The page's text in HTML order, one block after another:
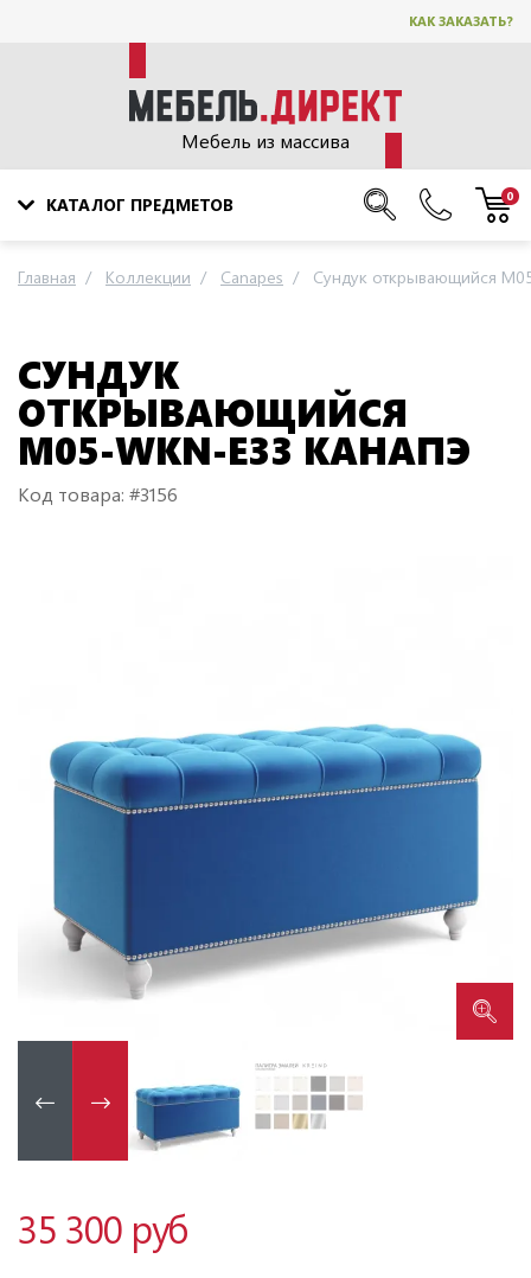
КАК ЗАКАЗАТЬ?
Мебель из массива
КАТАЛОГ ПРЕДМЕТОВ 0
Главная Коллекции Canapes Сундук открывающийся
СУНДУК
ОТКРЫВАЮЩИЙСЯ
M05-WKN-E33 КАНАПЭ
Код товара: #3156
35 300 руб